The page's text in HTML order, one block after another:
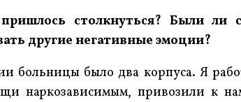
столкнуться? Были ли
другие негативные эмоции?
больницы было два корпуса. Я
наркозависимым, привозили к